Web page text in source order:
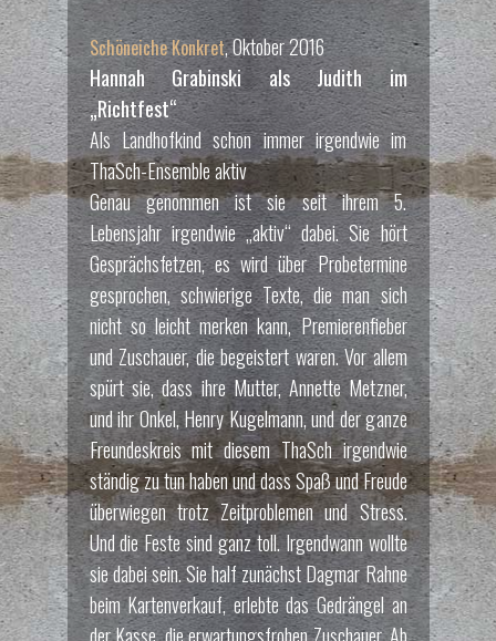
Schöneiche Konkret, Oktober 2016
Hannah Grabinski als Judith im
„Richtfest“
Als Landhofkind schon immer irgendwie im
ThaSch-Ensemble aktiv
Genau genommen ist sie seit ihrem 5.
Lebensjahr irgendwie „aktiv“ dabei. Sie hört
Gesprächsfetzen, es wird über Probetermine
gesprochen, schwierige Texte, die man sich
nicht so leicht merken kann, Premierenfieber
und Zuschauer, die begeistert waren. Vor allem
spürt sie, dass ihre Mutter, Annette Metzner,
und ihr Onkel, Henry Kugelmann, und der ganze
Freundeskreis mit diesem ThaSch irgendwie
ständig zu tun haben und dass Spaß und Freude
überwiegen trotz Zeitproblemen und Stress.
Und die Feste sind ganz toll. Irgendwann wollte
sie dabei sein. Sie half zunächst Dagmar Rahne
beim Kartenverkauf, erlebte das Gedrängel an
der Kasse, die erwartungsfrohen Zuschauer. Ab